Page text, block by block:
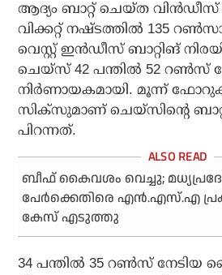
ആദ്യം ബാറ്റ് ചെയ്ത വിന്‍ഡീസ്
വിക്കറ്റ് നഷ്ടത്തില്‍ 135
വെസ്റ്റ് ഇന്‍ഡീസ് ബാറ്റിങ്
ചെയ്സ് 42 പന്തില്‍ 52 റണ്‍സ്
നിര്‍ണായകമായി. മൂന്ന്
സിക്‌സുമാണ് ചെയ്‌സിന്റെ
പിറന്നത്.
ബീഫ് കൈവശം വെച്ചു;
പേർക്കെതിരെ എൻ.എസ്.എ
കേസ് എടുത്തു
34 പന്തില്‍ 35 റണ്‍സ്